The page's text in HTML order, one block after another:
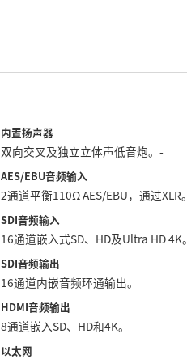
内置扬声器
双向交叉及独立立体声低音炮。‑
AES/EBU音频输入
2通道平衡110Ω AES/EBU，通过XLR。
SDI音频输入
16通道嵌入式SD、HD及Ultra HD 4K。
SDI音频输出
16通道内嵌音频环通输出。
HDMI音频输出
8通道嵌入SD、HD和4K。
以太网